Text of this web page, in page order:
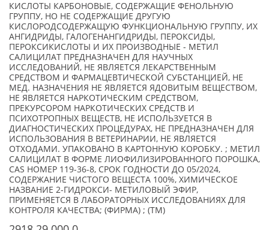
КИСЛОТЫ КАРБОНОВЫЕ, СОДЕРЖАЩИЕ ФЕНОЛЬНУЮ
ГРУППУ, НО НЕ СОДЕРЖАЩИЕ ДРУГУЮ
КИСЛОРОДСОДЕРЖАЩУЮ ФУНКЦИОНАЛЬНУЮ ГРУППУ, ИХ
АНГИДРИДЫ, ГАЛОГЕНАНГИДРИДЫ, ПЕРОКСИДЫ,
ПЕРОКСИКИСЛОТЫ И ИХ ПРОИЗВОДНЫЕ - МЕТИЛ
САЛИЦИЛАТ ПРЕДНАЗНАЧЕН ДЛЯ НАУЧНЫХ
ИССЛЕДОВАНИЙ, НЕ ЯВЛЯЕТСЯ ЛЕКАРСТВЕННЫМ
СРЕДСТВОМ И ФАРМАЦЕВТИЧЕСКОЙ СУБСТАНЦИЕЙ, НЕ
МЕД. НАЗНАЧЕНИЯ НЕ ЯВЛЯЕТСЯ ЯДОВИТЫМ ВЕЩЕСТВОМ,
НЕ ЯВЛЯЕТСЯ НАРКОТИЧЕСКИМ СРЕДСТВОМ,
ПРЕКУРСОРОМ НАРКОТИЧЕСКИХ СРЕДСТВ И
ПСИХОТРОПНЫХ ВЕЩЕСТВ, НЕ ИСПОЛЬЗУЕТСЯ В
ДИАГНОСТИЧЕСКИХ ПРОЦЕДУРАХ, НЕ ПРЕДНАЗНАЧЕН ДЛЯ
ИСПОЛЬЗОВАНИЯ В ВЕТЕРИНАРИИ, НЕ ЯВЛЯЕТСЯ
ОТХОДАМИ. УПАКОВАНО В КАРТОННУЮ КОРОБКУ. ; МЕТИЛ
САЛИЦИЛАТ В ФОРМЕ ЛИОФИЛИЗИРОВАННОГО ПОРОШКА,
CAS НОМЕР 119-36-8, СРОК ГОДНОСТИ ДО 05/2024,
СОДЕРЖАНИЕ ЧИСТОГО ВЕЩЕСТА 100%, ХИМИЧЕСКОЕ
НАЗВАНИЕ 2-ГИДРОКСИ- МЕТИЛОВЫЙ ЭФИР,
ПРИМЕНЯЕТСЯ В ЛАБОРАТОРНЫХ ИССЛЕДОВАНИЯХ ДЛЯ
КОНТРОЛЯ КАЧЕСТВА; (ФИРМА) ; (TM)